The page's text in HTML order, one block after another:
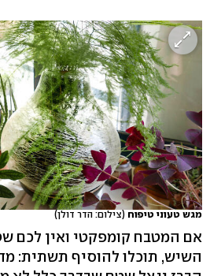
מגש טעוני טיפוח (צילום: הדר דולן)
אם המטבח קומפקטי ואין לכם
השיש, תוכלו להוסיף תשתית: